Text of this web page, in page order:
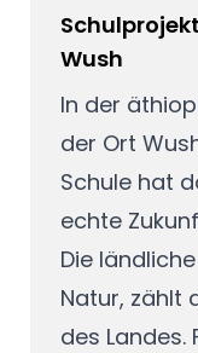
Wush
In der
der Ort
Schule hat
echte
Die
Natur, zählt
des Landes.